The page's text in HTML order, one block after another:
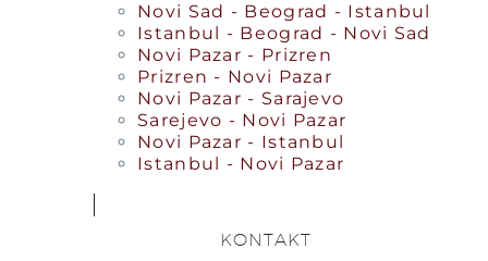
Novi Sad - Beograd - Istanbul
Istanbul - Beograd - Novi Sad
Novi Pazar - Prizren
Prizren - Novi Pazar
Novi Pazar - Sarajevo
Sarejevo - Novi Pazar
Novi Pazar - Istanbul
Istanbul - Novi Pazar
KONTAKT